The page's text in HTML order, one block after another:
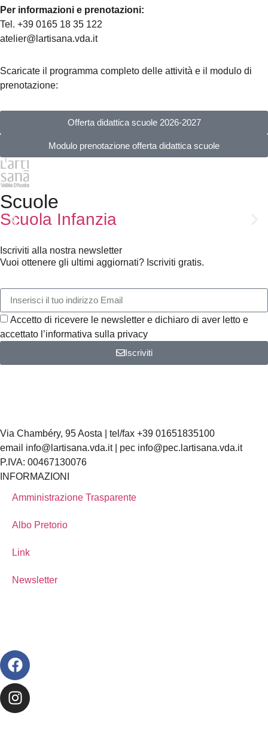
Per informazioni e prenotazioni:
Tel. +39 0165 18 35 122
atelier@lartisana.vda.it
Scaricate il programma completo delle attività e il modulo di
prenotazione:
Offerta didattica scuole 2026-2027
Modulo prenotazione offerta didattica scuole
Scuole
Scuola Infanzia
Iscriviti alla nostra newsletter
Vuoi ottenere gli ultimi aggiornati? Iscriviti gratis.
Accetto di ricevere le newsletter e dichiaro di aver letto e
accettato l’informativa sulla privacy
Iscriviti
Via Chambéry, 95 Aosta | tel/fax +39 01651835100
email info@lartisana.vda.it | pec info@pec.lartisana.vda.it
P.IVA: 00467130076
INFORMAZIONI
Amministrazione Trasparente
Albo Pretorio
Link
Newsletter